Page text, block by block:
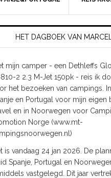
HET DAGBOEK VAN
mijn camper - een Dethleffs
2 2.3 M-Jet 150pk - reis ik
het bezoeken van campings.
en Portugal voor mijn eigen
en in Noorwegen voor
Norge (www.mt-
is vandaag 24 jan 2026. De
Spanje, Portugal en
vastgelegd. Dit jaar